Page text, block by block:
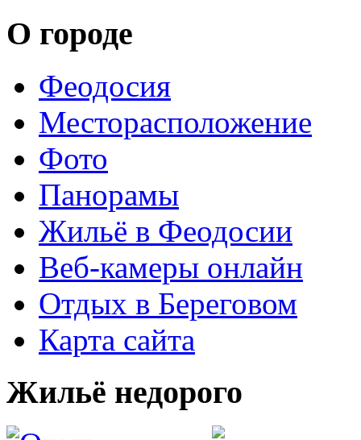
О городе
Феодосия
Месторасположение
Фото
Панорамы
Жильё в Феодосии
Веб-камеры онлайн
Отдых в Береговом
Карта сайта
Жильё недорого